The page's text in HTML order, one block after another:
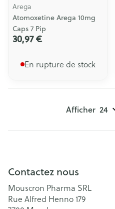
Arega
Atomoxetine Arega 10mg
Caps 7 Pip
30,97 €
En rupture de stock
Afficher
Contactez nous
Mouscron Pharma SRL
Rue Alfred Henno 179